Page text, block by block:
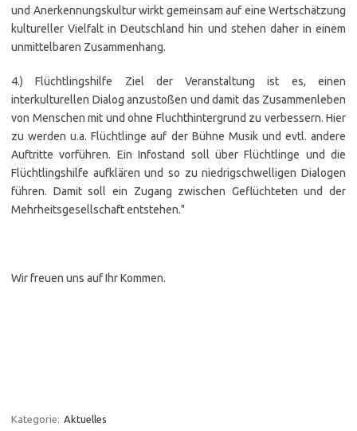
und Anerkennungskultur wirkt gemeinsam auf eine Wertschätzung
kultureller Vielfalt in Deutschland hin und stehen daher in einem
unmittelbaren Zusammenhang.
4.) Flüchtlingshilfe Ziel der Veranstaltung ist es, einen
interkulturellen Dialog anzustoßen und damit das Zusammenleben
von Menschen mit und ohne Fluchthintergrund zu verbessern. Hier
zu werden u.a. Flüchtlinge auf der Bühne Musik und evtl. andere
Auftritte vorführen. Ein Infostand soll über Flüchtlinge und die
Flüchtlingshilfe aufklären und so zu niedrigschwelligen Dialogen
führen. Damit soll ein Zugang zwischen Geflüchteten und der
Mehrheitsgesellschaft entstehen."
Wir freuen uns auf Ihr Kommen.
Kategorie: Aktuelles